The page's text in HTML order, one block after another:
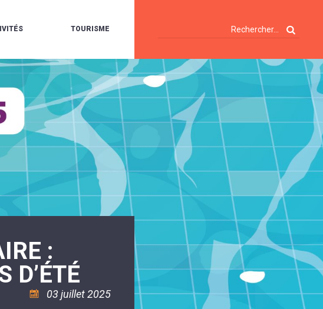
TOURISME
LA
VOIE
VERTE
VISITES
ET
DÉCOUVERTES
LES
RANDONNÉES
CAMPING
CARAVANES
HALTE
SUZE
:
D’ÉTÉ
03 juillet 2025